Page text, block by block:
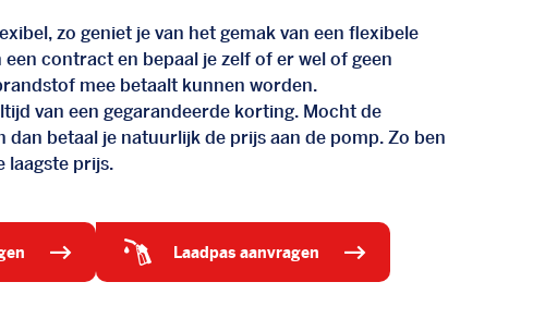
zo geniet je van het gemak van een flexibele
contract en bepaal je zelf of er wel of geen
mee betaalt kunnen worden.
van een gegarandeerde korting. Mocht de
dan betaal je natuurlijk de prijs aan de pomp. Zo ben
laagste prijs.
laadpas aanvragen